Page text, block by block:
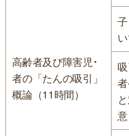
高齢者及び障害児･
者の「たんの吸引」
概論（11時間）
意